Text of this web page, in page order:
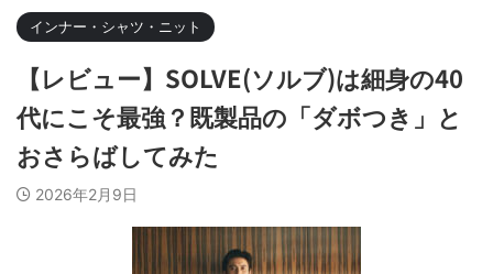
インナー・シャツ・ニット
【レビュー】SOLVE(ソルブ)は細身の40
代にこそ最強？既製品の「ダボつき」と
おさらばしてみた
2026年2月9日